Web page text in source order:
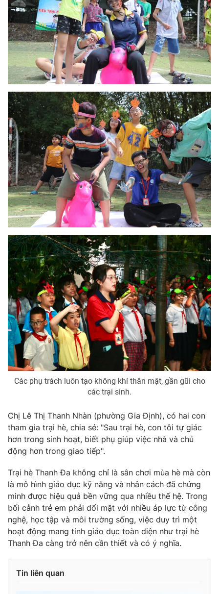
Các phụ trách luôn tạo không khí thân mật, gần gũi cho
các trại sinh.
Chị Lê Thị Thanh Nhàn (phường Gia Định), có hai con
tham gia trại hè, chia sẻ: "Sau trại hè, con tôi tự giác
hơn trong sinh hoạt, biết phụ giúp việc nhà và chủ
động hơn trong giao tiếp".
Trại hè Thanh Đa không chỉ là sân chơi mùa hè mà còn
là mô hình giáo dục kỹ năng và nhân cách đã chứng
minh được hiệu quả bền vững qua nhiều thế hệ. Trong
bối cảnh trẻ em phải đối mặt với nhiều áp lực từ công
nghệ, học tập và môi trường sống, việc duy trì một
hoạt động mang tính giáo dục toàn diện như trại hè
Thanh Đa càng trở nên cần thiết và có ý nghĩa.
Tin liên quan